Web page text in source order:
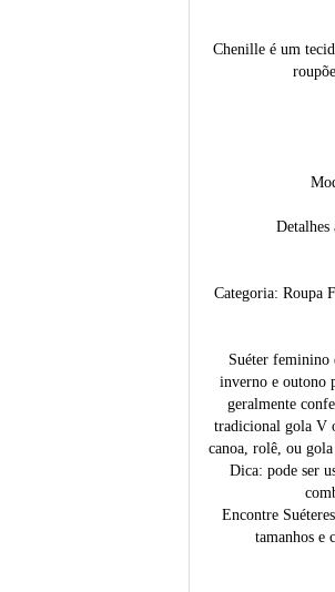
Chenille é um
Categoria: Roupa
Suéter feminino
inverno e outono
geralmente
tradicional gola V
canoa, rolê, ou gola
Dica: pode ser
Encontre
tamanhos e